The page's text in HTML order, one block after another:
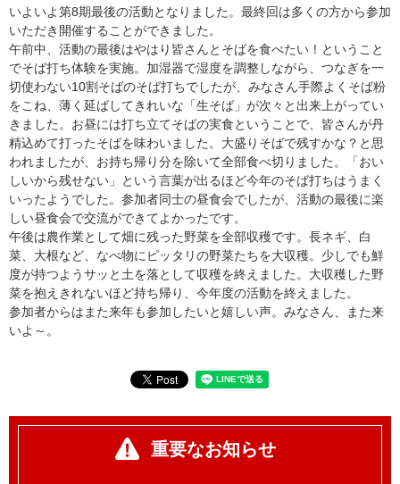
いよいよ第8期最後の活動となりました。最終回は多くの方から参加
いただき開催することができました。
午前中、活動の最後はやはり皆さんとそばを食べたい！ということ
でそば打ち体験を実施。加湿器で湿度を調整しながら、つなぎを一
切使わない10割そばのそば打ちでしたが、みなさん手際よくそば粉
をこね、薄く延ばしてきれいな「生そば」が次々と出来上がってい
きました。お昼には打ち立てそばの実食ということで、皆さんが丹
精込めて打ったそばを味わいました。大盛りそばで残すかな？と思
われましたが、お持ち帰り分を除いて全部食べ切りました。「おい
しいから残せない」という言葉が出るほど今年のそば打ちはうまく
いったようでした。参加者同士の昼食会でしたが、活動の最後に楽
しい昼食会で交流ができてよかったです。
午後は農作業として畑に残った野菜を全部収穫です。長ネギ、白
菜、大根など、なべ物にピッタリの野菜たちを大収穫。少しでも鮮
度が持つようサッと土を落として収穫を終えました。大収穫した野
菜を抱えきれないほど持ち帰り、今年度の活動を終えました。
参加者からはまた来年も参加したいと嬉しい声。みなさん、また来
いよ～。
重要なお知らせ